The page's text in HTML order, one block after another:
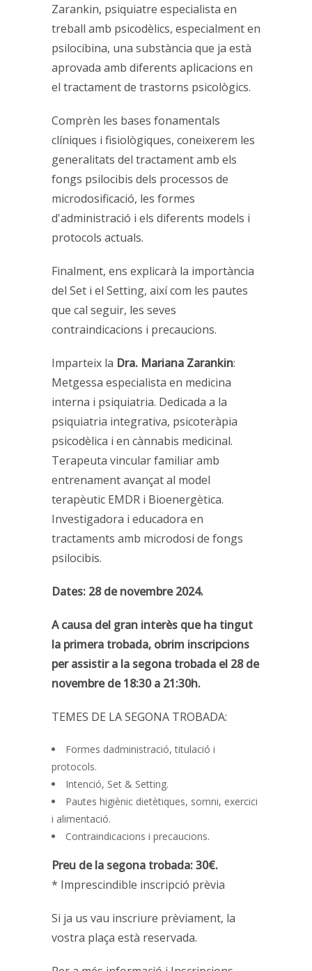
Zarankin, psiquiatre especialista en
treball amb psicodèlics, especialment en
psilocibina, una substància que ja està
aprovada amb diferents aplicacions en
el tractament de trastorns psicològics.
Comprèn les bases fonamentals
clíniques i fisiològiques, coneixerem les
generalitats del tractament amb els
fongs psilocibis dels processos de
microdosificació, les formes
d'administració i els diferents models i
protocols actuals.
Finalment, ens explicarà la importància
del Set i el Setting, així com les pautes
que cal seguir, les seves
contraindicacions i precaucions.
Imparteix la Dra. Mariana Zarankin:
Metgessa especialista en medicina
interna i psiquiatria. Dedicada a la
psiquiatria integrativa, psicoteràpia
psicodèlica i en cànnabis medicinal.
Terapeuta vincular familiar amb
entrenament avançat al model
terapèutic EMDR i Bioenergètica.
Investigadora i educadora en
tractaments amb microdosi de fongs
psilocibis.
Dates: 28 de novembre 2024.
A causa del gran interès que ha tingut
la primera trobada, obrim inscripcions
per assistir a la segona trobada el 28 de
novembre de 18:30 a 21:30h.
TEMES DE LA SEGONA TROBADA:
Formes dadministració, titulació i
protocols.
Intenció, Set & Setting.
Pautes higiènic dietètiques, somni, exercici
i alimentació.
Contraindicacions i precaucions.
Preu de la segona trobada: 30€.
* Imprescindible inscripció prèvia
Si ja us vau inscriure prèviament, la
vostra plaça està reservada.